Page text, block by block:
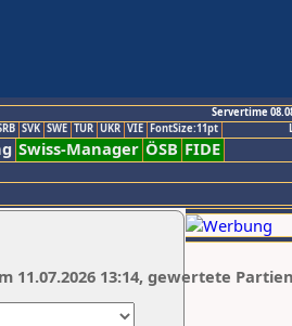
Servertime
SVK SWE TUR UKR VIE FontSize:11pt
Swiss-Manager ÖSB FIDE
11.07.2026 13:14, gewertete